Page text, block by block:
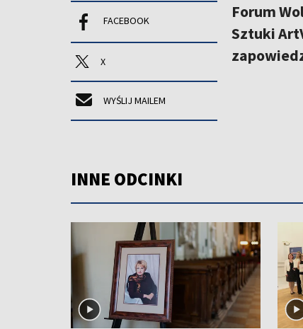
FACEBOOK
X
WYŚLIJ MAILEM
Forum
Sztuki
INNE ODCINKI